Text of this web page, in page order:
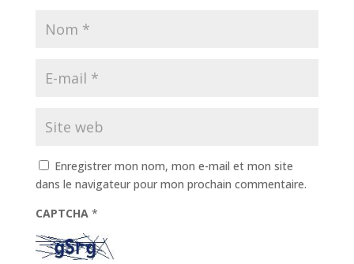
Enregistrer mon nom, mon e-mail et mon site
dans le navigateur pour mon prochain commentaire.
CAPTCHA *